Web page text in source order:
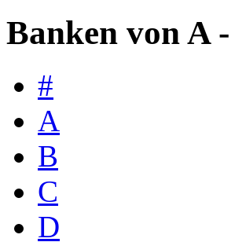
Banken von A
#
A
B
C
D